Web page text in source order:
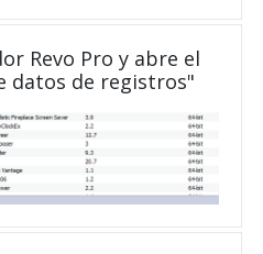
Revo Pro y abre el
datos de registros"